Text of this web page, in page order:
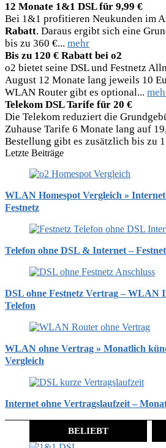
12 Monate 1&1 DSL für 9,99 €
Bei 1&1 profitieren Neukunden im
Rabatt. Daraus ergibt sich eine
bis zu 360 €... mehr
Bis zu 120 € Rabatt bei o2
o2 bietet seine DSL und Festnetz
August 12 Monate lang jeweils 10
WLAN Router gibt es optional...
Telekom DSL Tarife für 20 €
Die Telekom reduziert die
Zuhause Tarife 6 Monate lang auf
Bestellung gibt es zusätzlich bis zu
Letzte Beiträge
WLAN Homespot Vergleich »
Festnetz
Telefon ohne DSL & Internet –
DSL ohne Festnetz Vertrag – WLAN
Telefon
WLAN ohne Vertrag » Monatlich
Vergleich
Internet ohne Vertragslaufzeit –
BELIEBT